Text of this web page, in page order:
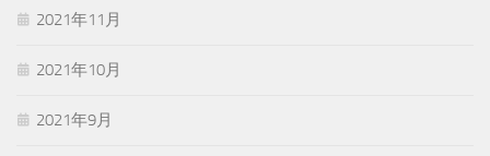
2021年11月
2021年10月
2021年9月